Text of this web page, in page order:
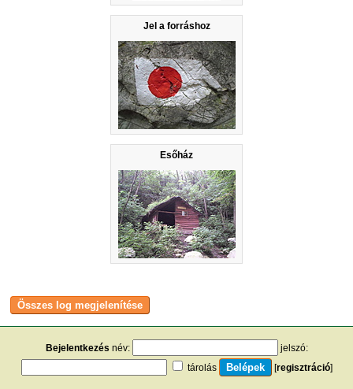
Jel a forráshoz
Esőház
Bejelentkezés név:
jelszó:
tárolás
[regisztráció]